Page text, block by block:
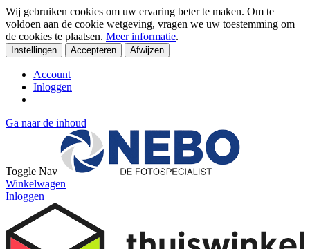
Wij gebruiken cookies om uw ervaring beter te maken. Om te
voldoen aan de cookie wetgeving, vragen we uw toestemming om
de cookies te plaatsen. Meer informatie.
Instellingen Accepteren Afwijzen
Account
Inloggen
Ga naar de inhoud
Toggle Nav
Winkelwagen
Inloggen